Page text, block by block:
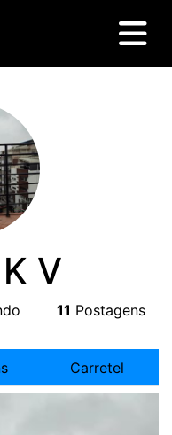
V
11 Postagens
Carretel